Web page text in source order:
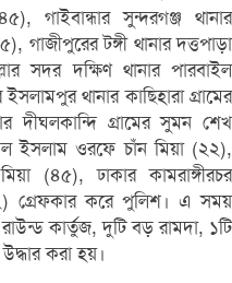
গাইবান্ধার সুন্দরগঞ্জ থানার
গাজীপুরের টঙ্গী থানার দত্তপাড়া
সদর দক্ষিণ থানার পারবাইল
থানার কাছিহারা গ্রামের
দীঘলকান্দি গ্রামের সুমন শেখ
ইসলাম ওরফে চাঁন মিয়া (২২),
(৪৫), ঢাকার কামরাঙ্গীরচর
গ্রেফকার করে পুলিশ। এ সময়
কার্তুজ, দুটি বড় রামদা, ১টি
করা হয়।